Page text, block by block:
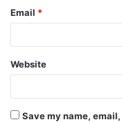
Email *
Website
Save my name,